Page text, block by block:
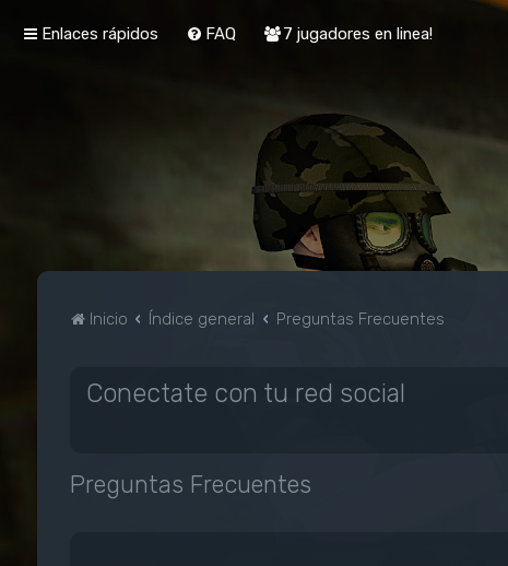
Enlaces rápidos FAQ 7 jugadores en linea!
Inicio Índice general Preguntas Frecuentes
Conectate con tu red social
Preguntas Frecuentes